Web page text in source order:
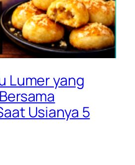
Lumer yang
Usianya 5